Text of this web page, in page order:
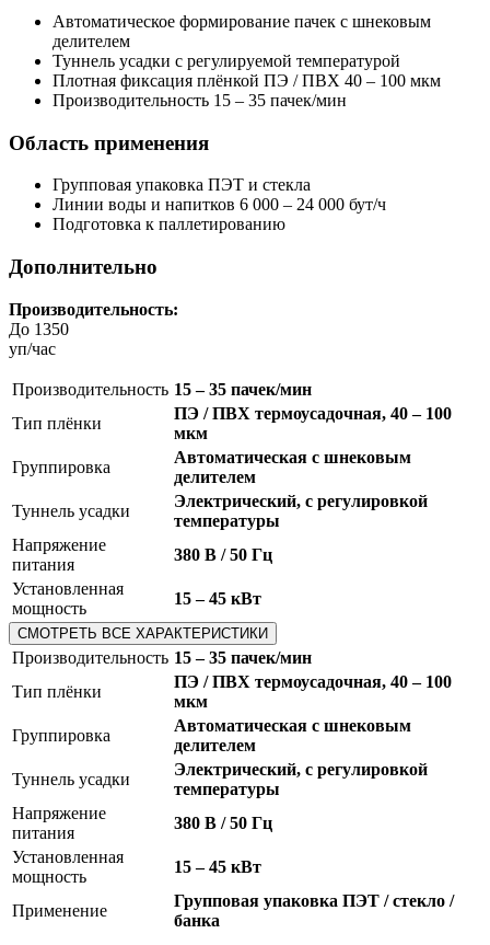
Автоматическое формирование пачек с шнековым
делителем
Туннель усадки с регулируемой температурой
Плотная фиксация плёнкой ПЭ / ПВХ 40 – 100 мкм
Производительность 15 – 35 пачек/мин
Область применения
Групповая упаковка ПЭТ и стекла
Линии воды и напитков 6 000 – 24 000 бут/ч
Подготовка к паллетированию
Дополнительно
Производительность:
До 1350
уп/час
Производительность 15 – 35 пачек/мин
Тип плёнки
ПЭ / ПВХ термоусадочная, 40 – 100
мкм
Группировка
Автоматическая с шнековым
делителем
Туннель усадки
Электрический, с регулировкой
температуры
Напряжение
питания
380 В / 50 Гц
Установленная
мощность
15 – 45 кВт
СМОТРЕТЬ ВСЕ ХАРАКТЕРИСТИКИ
Производительность 15 – 35 пачек/мин
Тип плёнки
ПЭ / ПВХ термоусадочная, 40 – 100
мкм
Группировка
Автоматическая с шнековым
делителем
Туннель усадки
Электрический, с регулировкой
температуры
Напряжение
питания
380 В / 50 Гц
Установленная
мощность
15 – 45 кВт
Применение
Групповая упаковка ПЭТ / стекло /
банка